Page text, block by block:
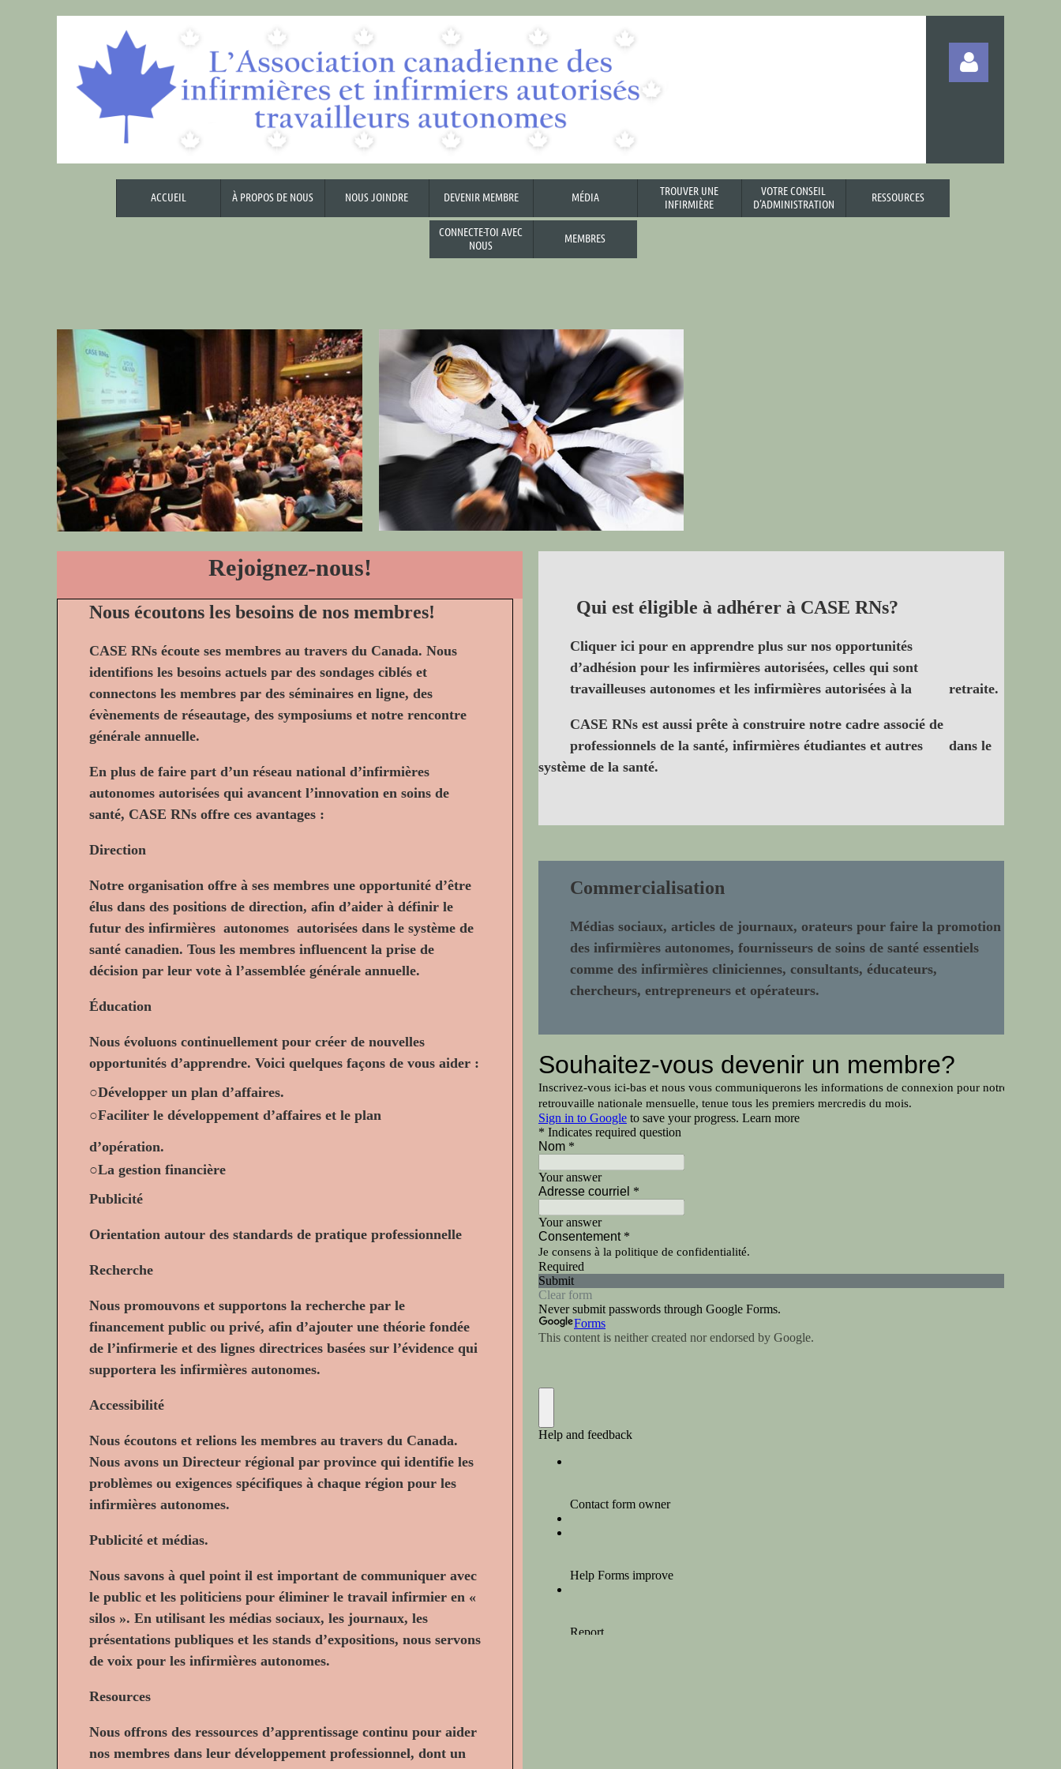
ACCUEIL À PROPOS DE NOUS NOUS JOINDRE DEVENIR MEMBRE MÉDIA
TROUVER UNE
INFIRMIÈRE
VOTRE CONSEIL
D’ADMINISTRATION
RESSOURCES
CONNECTE-TOI AVEC
NOUS
MEMBRES
Rejoignez-nous!
Nous écoutons les besoins de nos membres!
CASE RNs écoute ses membres au travers du Canada. Nous
identifions les besoins actuels par des sondages ciblés et
connectons les membres par des séminaires en ligne, des
évènements de réseautage, des symposiums et notre rencontre
générale annuelle.
En plus de faire part d’un réseau national d’infirmières
autonomes autorisées qui avancent l’innovation en soins de
santé, CASE RNs offre ces avantages :
Direction
Notre organisation offre à ses membres une opportunité d’être
élus dans des positions de direction, afin d’aider à définir le
futur des infirmières autonomes autorisées dans le système de
santé canadien. Tous les membres influencent la prise de
décision par leur vote à l’assemblée générale annuelle.
Éducation
Nous évoluons continuellement pour créer de nouvelles
opportunités d’apprendre. Voici quelques façons de vous aider :
○Développer un plan d’affaires.
○Faciliter le développement d’affaires et le plan
d’opération.
○La gestion financière
Publicité
Orientation autour des standards de pratique professionnelle
Recherche
Nous promouvons et supportons la recherche par le
financement public ou privé, afin d’ajouter une théorie fondée
de l’infirmerie et des lignes directrices basées sur l’évidence qui
supportera les infirmières autonomes.
Accessibilité
Nous écoutons et relions les membres au travers du Canada.
Nous avons un Directeur régional par province qui identifie les
problèmes ou exigences spécifiques à chaque région pour les
infirmières autonomes.
Publicité et médias.
Nous savons à quel point il est important de communiquer avec
le public et les politiciens pour éliminer le travail infirmier en «
silos ». En utilisant les médias sociaux, les journaux, les
présentations publiques et les stands d’expositions, nous servons
de voix pour les infirmières autonomes.
Resources
Nous offrons des ressources d’apprentissage continu pour aider
nos membres dans leur développement professionnel, dont un
Qui est éligible à adhérer à CASE RNs?
Cliquer ici pour en apprendre plus sur nos opportunités
d’adhésion pour les infirmières autorisées, celles qui sont
travailleuses autonomes et les infirmières autorisées à la
retraite.
CASE RNs est aussi prête à construire notre cadre associé de
professionnels de la santé, infirmières étudiantes et autres
dans le
système de la santé.
Commercialisation
Médias sociaux, articles de journaux, orateurs pour faire la promotion
des infirmières autonomes, fournisseurs de soins de santé essentiels
comme des infirmières cliniciennes, consultants, éducateurs,
chercheurs, entrepreneurs et opérateurs.